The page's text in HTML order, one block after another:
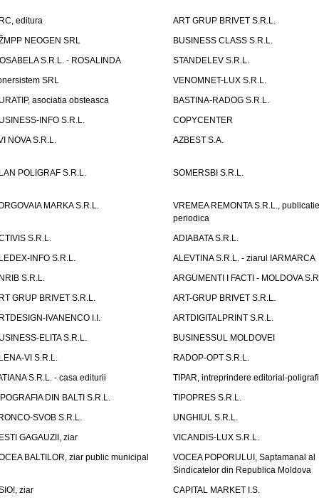
editura
ART GRUP BRIVET S.R.L.
NEOGEN SRL
BUSINESS CLASS S.R.L.
S.R.L. - ROSALINDA
STANDELEV S.R.L.
SRL
VENOMNET-LUX S.R.L.
asociatia obsteasca
BASTINA-RADOG S.R.L.
INFO S.R.L.
COPYCENTER
NOVA S.R.L.
AZBEST S.A.
POLIGRAF S.R.L. SOMERSBI S.R.L.
MARKA S.R.L.
VREMEA REMONTA S.R.L., publicatie
periodica
S.R.L.
ADIABATA S.R.L.
INFO S.R.L.
ALEVTINA S.R.L. - ziarul IARMARCA
S.R.L.
ARGUMENTI I FACTI - MOLDOVA
GRUP BRIVET S.R.L.
ART-GRUP BRIVET S.R.L.
IVANENCO I.I.
ARTDIGITALPRINT S.R.L.
ELITA S.R.L.
BUSINESSUL MOLDOVEI
VI S.R.L.
RADOP-OPT S.R.L.
S.R.L. - casa editurii
TIPAR, intreprindere editorial-
DIN BALTI S.R.L.
TIPOPRES S.R.L.
SVOB S.R.L.
UNGHIUL S.R.L.
GAGAUZII, ziar
VICANDIS-LUX S.R.L.
BALTILOR, ziar public municipal
VOCEA POPORULUI, Saptamanal al
Sindicatelor din Republica Moldova
ziar
CAPITAL MARKET I.S.